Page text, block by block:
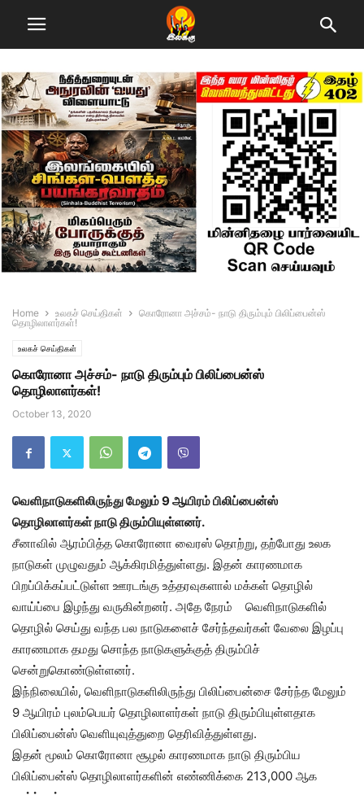
Home உலகச் செய்திகள்
கொரோனா அச்சம்- நாடு திரும்பும் பிலிப்பைன்ஸ்
தொழிலாளர்கள்!
உலகச் செய்திகள்
கொரோனா அச்சம்- நாடு திரும்பும் பிலிப்பைன்ஸ்
தொழிலாளர்கள்!
October 13, 2020
வெளிநாடுகளிலிருந்து மேலும் 9 ஆயிரம் பிலிப்பைன்ஸ்
தொழிலாளர்கள் நாடு திரும்பியுள்ளனர்.
சீனாவில் ஆரம்பித்த கொரோனா வைரஸ் தொற்று, தற்போது உலக
நாடுகள் முழுவதும் ஆக்கிரமித்துள்ளது. இதன் காரணமாக
பிறப்பிக்கப்பட்டுள்ள ஊரடங்கு உத்தரவுகளால் மக்கள் தொழில்
வாய்ப்பை இழந்து வருகின்றனர். அதே நேரம் வெளிநாடுகளில்
தொழில் செய்து வந்த பல நாடுகளைச் சேர்ந்தவர்கள் வேலை இழப்பு
காரணமாக தமது சொந்த நாடுகளுக்குத் திரும்பிச்
சென்றுகொண்டுள்ளனர்.
இந்நிலையில், வெளிநாடுகளிலிருந்து பிலிப்பைன்சை சேர்ந்த மேலும்
9 ஆயிரம் புலம்பெயர் தொழிலாளர்கள் நாடு திரும்பியுள்ளதாக
பிலிப்பைன்ஸ் வெளியுவுத்துறை தெரிவித்துள்ளது.
இதன் மூலம் கொரோனா சூழல் காரணமாக நாடு திரும்பிய
பிலிப்பைன்ஸ் தொழிலாளர்களின் எண்ணிக்கை 213,000 ஆக